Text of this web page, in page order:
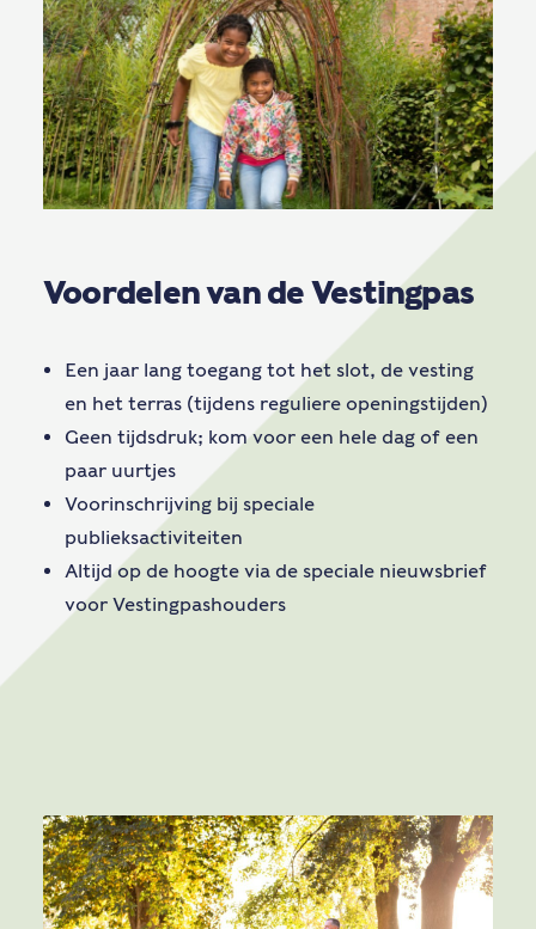
Voordelen van de Vestingpas
Een jaar lang toegang tot het slot, de vesting
en het terras (tijdens reguliere openingstijden)
Geen tijdsdruk; kom voor een hele dag of een
paar uurtjes
Voorinschrijving bij speciale
publieksactiviteiten
Altijd op de hoogte via de speciale nieuwsbrief
voor Vestingpashouders